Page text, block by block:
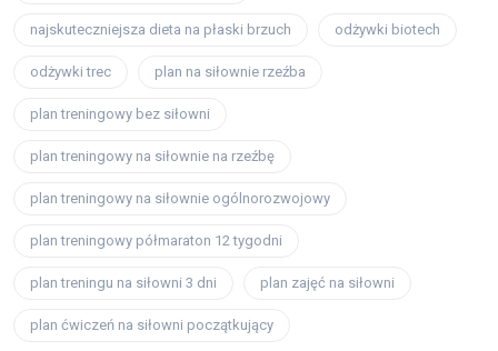
najskuteczniejsza dieta na płaski brzuch odżywki biotech
odżywki trec plan na siłownie rzeźba
plan treningowy bez siłowni
plan treningowy na siłownie na rzeźbę
plan treningowy na siłownie ogólnorozwojowy
plan treningowy półmaraton 12 tygodni
plan treningu na siłowni 3 dni plan zajęć na siłowni
plan ćwiczeń na siłowni początkujący